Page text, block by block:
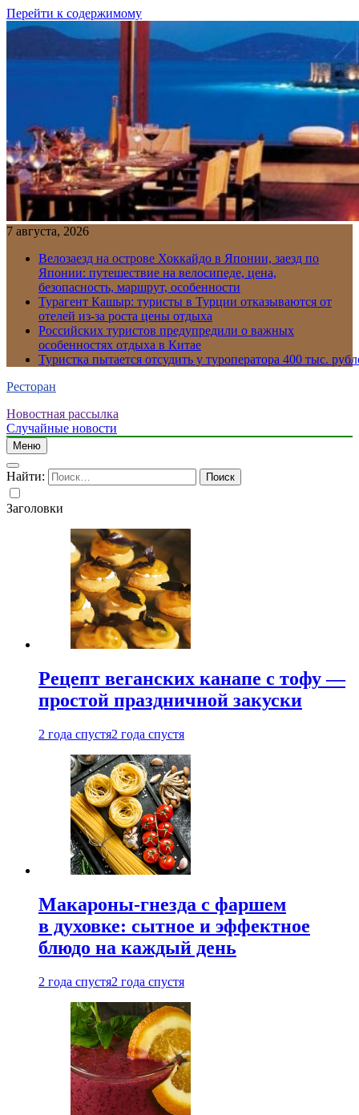
Перейти к содержимому
7 августа, 2026
Велозаезд на острове Хоккайдо в Японии, заезд по
Японии: путешествие на велосипеде, цена,
безопасность, маршрут, особенности
Турагент Кашыр: туристы в Турции отказываются от
отелей из-за роста цены отдыха
Российских туристов предупредили о важных
особенностях отдыха в Китае
Туристка пытается отсудить у туроператора 400 тыс.
Ресторан
Новостная рассылка
Случайные новости
Меню
Найти:
Заголовки
Рецепт веганских канапе с тофу —
простой праздничной закуски
2 года спустя2 года спустя
Макароны-гнезда с фаршем
в духовке: сытное и эффектное
блюдо на каждый день
2 года спустя2 года спустя